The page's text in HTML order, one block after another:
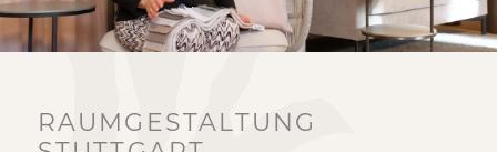
RAUMGESTALTUNG